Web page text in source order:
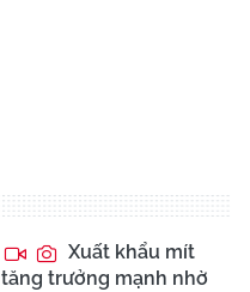
Xuất khẩu mít
tăng trưởng mạnh nhờ